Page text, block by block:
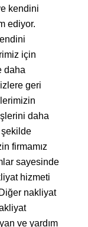
kendini
ediyor.
için
daha
geri
daha
şekilde
firmamız
sayesinde
hizmeti
nakliyat
ve yardım